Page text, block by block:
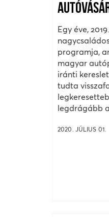
Egy éve,
programja,
magyar
iránti
tudta
legdrágább
2020. JÚLIUS 01.